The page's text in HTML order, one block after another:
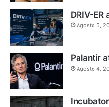
DRIV-ER
Agosto 5,
Palantir
Agosto 4,